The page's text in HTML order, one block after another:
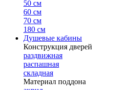
50 см
60 см
70 см
180 см
Душевые кабины
Конструкция дверей
раздвижная
распашная
складная
Материал поддона